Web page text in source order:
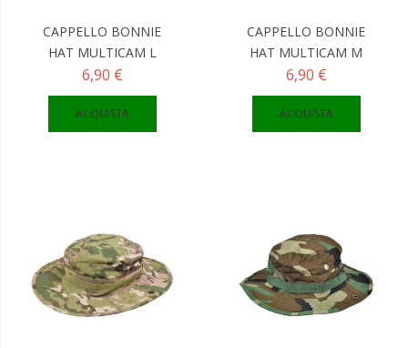
CAPPELLO BONNIE
HAT MULTICAM L
6,90 €
ACQUISTA
CAPPELLO BONNIE
HAT MULTICAM M
6,90 €
ACQUISTA